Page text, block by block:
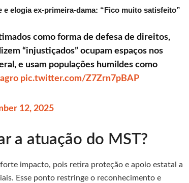
elogia ex-primeira-dama: “Fico muito satisfeito”
como forma de defesa de direitos,
“injustiçados” ocupam espaços nos
e usam populações humildes como
pic.twitter.com/Z7Zrn7pBAP
12, 2025
a atuação do MST?
impacto, pois retira proteção e apoio estatal a
Esse ponto restringe o reconhecimento e